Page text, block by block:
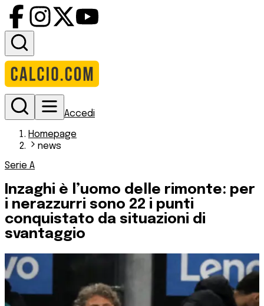
Accedi
Homepage
news
Serie A
Inzaghi è l’uomo delle rimonte: per
i nerazzurri sono 22 i punti
conquistato da situazioni di
svantaggio